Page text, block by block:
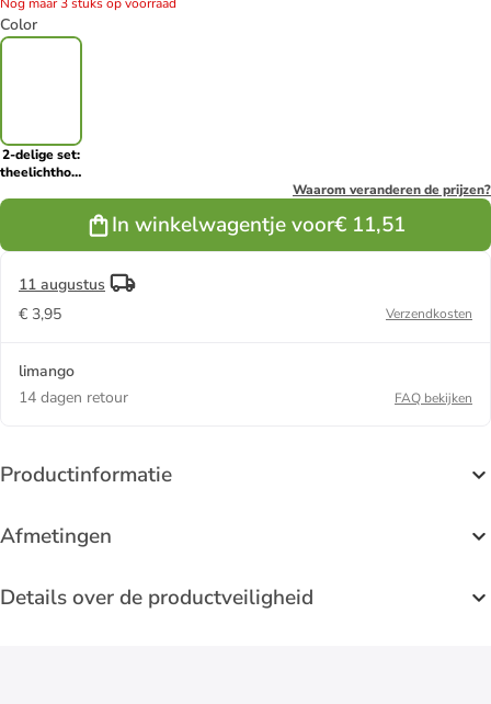
Color
2-delige set:
theelichthouders
Waarom veranderen de prijzen?
In winkelwagentje voor€ 11,51
11 augustus
€ 3,95
Verzendkosten
limango
14 dagen retour
FAQ bekijken
Productinformatie
Afmetingen
Details over de productveiligheid